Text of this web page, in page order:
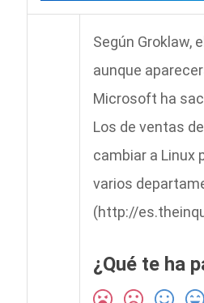
Según Groklaw,
aunque
Microsoft ha
Los de ventas
cambiar a Linux
varios
(http://
¿Qué te ha